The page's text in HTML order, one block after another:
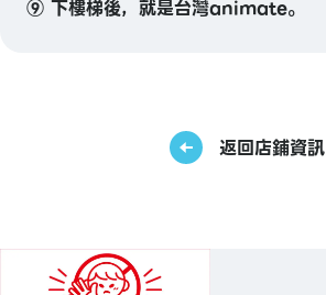
⑨ 下樓梯後，就是台灣animate。
返回店鋪資訊